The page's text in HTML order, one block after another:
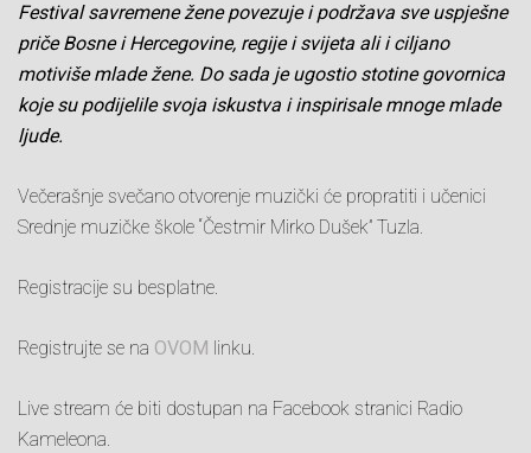
Festival savremene žene povezuje i podržava sve uspješne
priče Bosne i Hercegovine, regije i svijeta ali i ciljano
motiviše mlade žene. Do sada je ugostio stotine govornica
koje su podijelile svoja iskustva i inspirisale mnoge mlade
ljude.
Večerašnje svečano otvorenje muzički će propratiti i učenici
Srednje muzičke škole “Čestmir Mirko Dušek” Tuzla.
Registracije su besplatne.
Registrujte se na OVOM linku.
Live stream će biti dostupan na Facebook stranici Radio
Kameleona.